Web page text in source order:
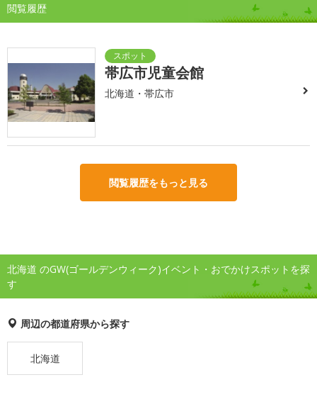
閲覧履歴
帯広市児童会館
北海道・帯広市
閲覧履歴をもっと見る
北海道 のGW(ゴールデンウィーク)イベント・おでかけスポットを探
す
周辺の都道府県から探す
北海道